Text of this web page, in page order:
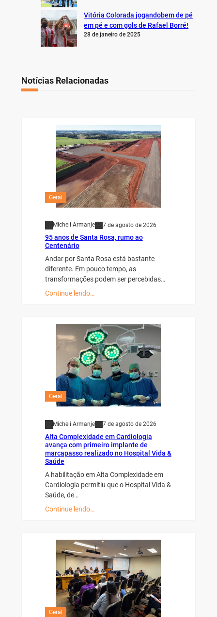
Vitória Colorada jogandobem de pé
em pé e com gols de Rafael Borré!
28 de janeiro de 2025
Notícias Relacionadas
Geral
Micheli Armanje 7 de agosto de 2026
95 anos de Santa Rosa, rumo ao
Centenário
Andar por Santa Rosa está bastante
diferente. Em pouco tempo, as
transformações podem ser percebidas…
Continue lendo…
Geral
Micheli Armanje 7 de agosto de 2026
Alta Complexidade em Cardiologia
avança com primeiro implante de
marcapasso realizado no Hospital Vida &
Saúde
A habilitação em Alta Complexidade em
Cardiologia permitiu que o Hospital Vida &
Saúde, de…
Continue lendo…
Geral